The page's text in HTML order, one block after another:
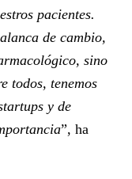
pacientes.
de cambio,
sino
todos, tenemos
y de
”, ha